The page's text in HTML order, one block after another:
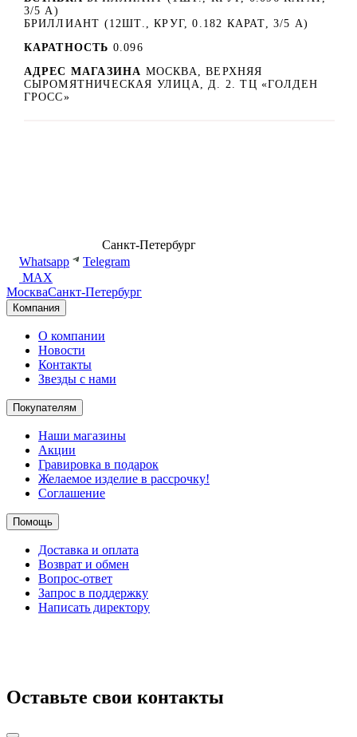
3/5 А)
БРИЛЛИАНТ (12ШТ., КРУГ, 0.182 КАРАТ, 3/5 А)
КАРАТНОСТЬ 0.096
АДРЕС МАГАЗИНА МОСКВА, ВЕРХНЯЯ
СЫРОМЯТНИЧЕСКАЯ УЛИЦА, Д. 2. ТЦ «ГОЛДЕН
ГРОСС»
Санкт-Петербург
Whatsapp
Telegram
MAX
МоскваСанкт-Петербург
Компания
О компании
Новости
Контакты
Звезды с нами
Покупателям
Наши магазины
Акции
Гравировка в подарок
Желаемое изделие в рассрочку!
Соглашение
Помощь
Доставка и оплата
Возврат и обмен
Вопрос-ответ
Запрос в поддержку
Написать директору
Оставьте свои контакты